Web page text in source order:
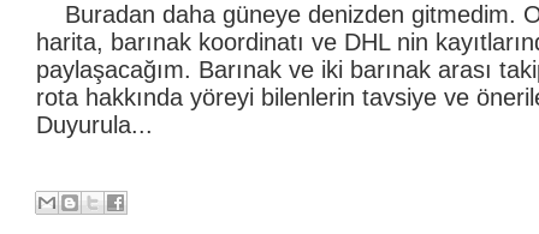
Buradan daha güneye denizden gitmedim.
harita, barınak koordinatı ve DHL nin
paylaşacağım. Barınak ve iki barınak arası
rota hakkında yöreyi bilenlerin tavsiye ve
Duyurula...